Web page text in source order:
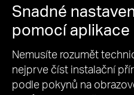
Snadné
pomocí aplikace
Nemusíte rozumět
nejprve číst instalační
podle pokynů na